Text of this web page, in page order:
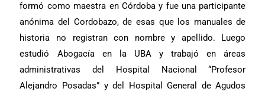
formó como maestra en Córdoba y fue una participante
anónima del Cordobazo, de esas que los manuales de
historia no registran con nombre y apellido. Luego
estudió Abogacía en la UBA y trabajó en áreas
administrativas del Hospital Nacional “Profesor
Alejandro Posadas” y del Hospital General de Agudos